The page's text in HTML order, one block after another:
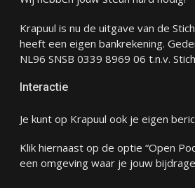
Krapuul is nu de uitgave van de
heeft een eigen bankrekening.
NL96 SNSB 0339 8969 06 t.n.v.
Interactie
Je kunt op Krapuul ook je eigen
Klik hiernaast op de optie “Open
een omgeving waar je jouw